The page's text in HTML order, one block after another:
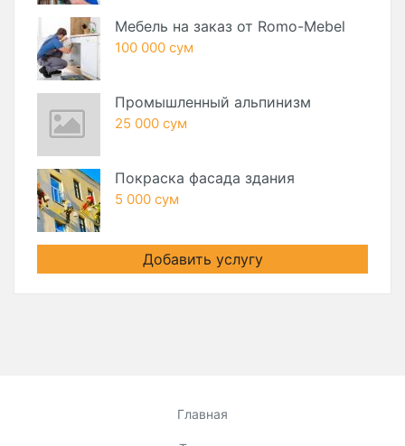
Мебель на заказ от Romo-Mebel
100 000 сум
Промышленный альпинизм
25 000 сум
Покраска фасада здания
5 000 сум
Добавить услугу
Главная